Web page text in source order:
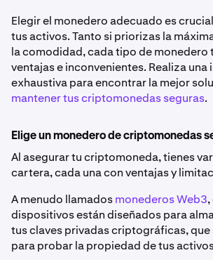
Elegir el monedero adecuado es
tus activos. Tanto si priorizas la
la comodidad, cada tipo de monedero
ventajas e inconvenientes. Realiza
exhaustiva para encontrar la mejor
mantener tus criptomonedas seguras.
Elige un monedero de criptomonedas
Al asegurar tu criptomoneda, tienes
cartera, cada una con ventajas y
A menudo llamadosmonederos Web3
dispositivos están diseñados para
tus claves privadas criptográficas, que
para probar la propiedad de tus